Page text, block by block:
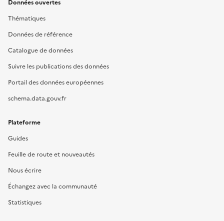
Données ouvertes
Thématiques
Données de référence
Catalogue de données
Suivre les publications des données
Portail des données européennes
schema.data.gouv.fr
Plateforme
Guides
Feuille de route et nouveautés
Nous écrire
Échangez avec la communauté
Statistiques